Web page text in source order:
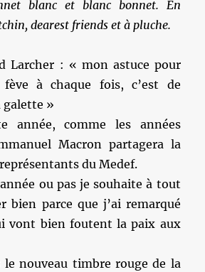
blanc et blanc bonnet. En
dearest friends et à pluche.
Larcher : « mon astuce pour
à chaque fois, c’est de
galette »
année, comme les années
Macron partagera la
du Medef.
ou pas je souhaite à tout
bien parce que j’ai remarqué
vont bien foutent la paix aux
le nouveau timbre rouge de la